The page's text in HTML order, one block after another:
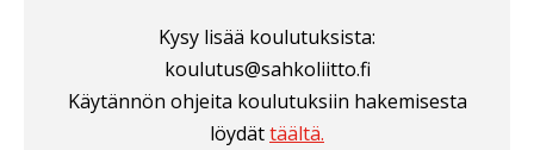
Kysy lisää koulutuksista:
koulutus@sahkoliitto.fi
Käytännön ohjeita koulutuksiin hakemisesta
löydättäältä.